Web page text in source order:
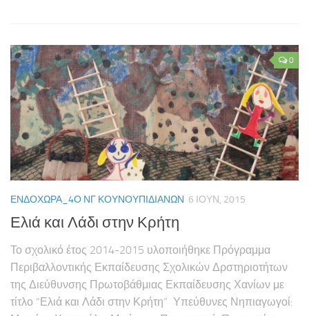
0
ΕΝΔΟΧΏΡΑ_4Ο ΝΓ ΚΟΥΝΟΥΠΙΔΙΑΝΏΝ 6 ΙΟΥΝ, 2015
Ελιά και Λάδι στην Κρήτη
Το σχολικό έτος 2014-2015 υλοποιήθηκε Πρόγραμμα
Περιβαλλοντικής Εκπαίδευσης Σχολικών Δρστηριοτήτων
της Διεύθυνσης Πρωτοβάθμιας Εκπαίδευσης Χανίων με
τίτλο “Ελιά και Λάδι στην Κρήτη” Υπεύθυνες Νηπιαγωγοί: